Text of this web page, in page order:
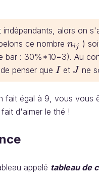
indépendants, alors on
ce nombre nij
nij )
bar : 30%*10=3). Au
penser que IIet J
J ne
fait égal à 9, vous vous
d'aimer le thé !
appelé tableau de